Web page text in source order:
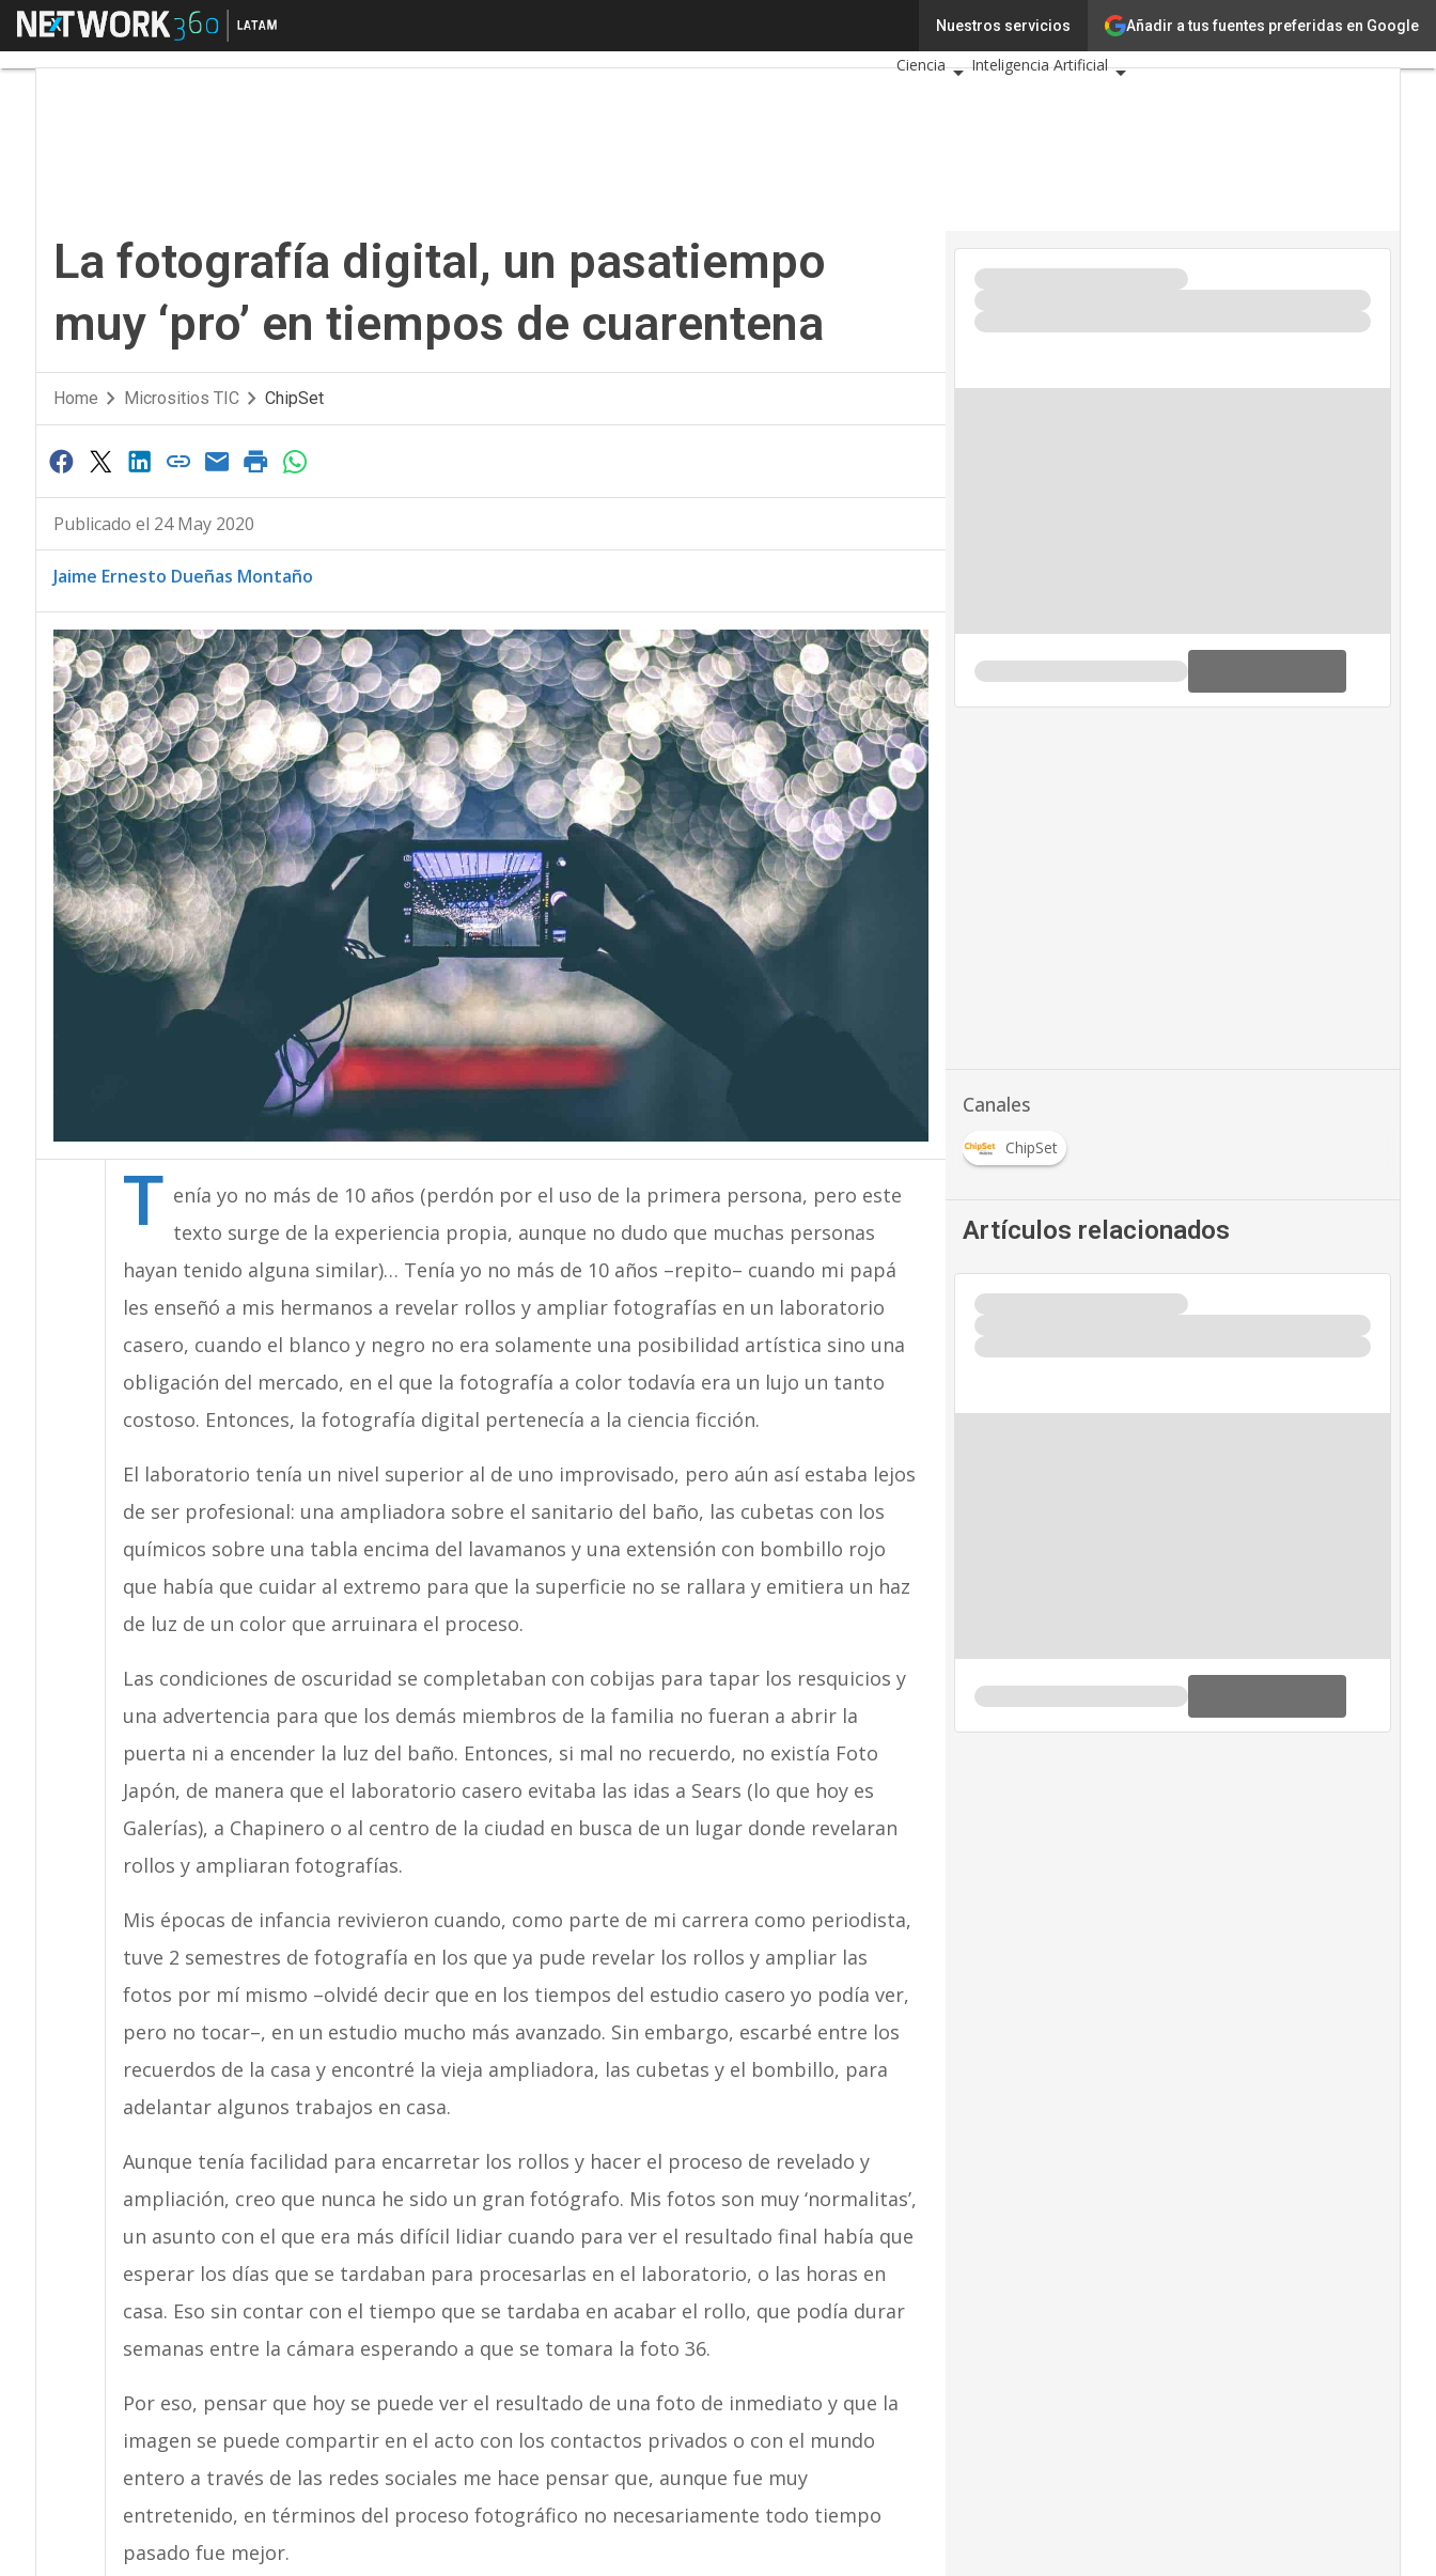
Añadir a tus fuentes preferidas en Google
Nuestros servicios
Menú Tecnología
Innovación
Ciencia
Inteligencia Artificial
La fotografía digital, un pasatiempo
muy ‘pro’ en tiempos de cuarentena
Home Micrositios TIC ChipSet
Publicado el 24 May 2020
Jaime Ernesto Dueñas Montaño
T enía yo no más de 10 años (perdón por el uso de la primera persona, pero este
texto surge de la experiencia propia, aunque no dudo que muchas personas
hayan tenido alguna similar)… Tenía yo no más de 10 años –repito– cuando mi papá
les enseñó a mis hermanos a revelar rollos y ampliar fotografías en un laboratorio
casero, cuando el blanco y negro no era solamente una posibilidad artística sino una
obligación del mercado, en el que la fotografía a color todavía era un lujo un tanto
costoso. Entonces, la fotografía digital pertenecía a la ciencia ficción.
El laboratorio tenía un nivel superior al de uno improvisado, pero aún así estaba lejos
de ser profesional: una ampliadora sobre el sanitario del baño, las cubetas con los
químicos sobre una tabla encima del lavamanos y una extensión con bombillo rojo
que había que cuidar al extremo para que la superficie no se rallara y emitiera un haz
de luz de un color que arruinara el proceso.
Las condiciones de oscuridad se completaban con cobijas para tapar los resquicios y
una advertencia para que los demás miembros de la familia no fueran a abrir la
puerta ni a encender la luz del baño. Entonces, si mal no recuerdo, no existía Foto
Japón, de manera que el laboratorio casero evitaba las idas a Sears (lo que hoy es
Galerías), a Chapinero o al centro de la ciudad en busca de un lugar donde revelaran
rollos y ampliaran fotografías.
Mis épocas de infancia revivieron cuando, como parte de mi carrera como periodista,
tuve 2 semestres de fotografía en los que ya pude revelar los rollos y ampliar las
fotos por mí mismo –olvidé decir que en los tiempos del estudio casero yo podía ver,
pero no tocar–, en un estudio mucho más avanzado. Sin embargo, escarbé entre los
recuerdos de la casa y encontré la vieja ampliadora, las cubetas y el bombillo, para
adelantar algunos trabajos en casa.
Aunque tenía facilidad para encarretar los rollos y hacer el proceso de revelado y
ampliación, creo que nunca he sido un gran fotógrafo. Mis fotos son muy ‘normalitas’,
un asunto con el que era más difícil lidiar cuando para ver el resultado final había que
esperar los días que se tardaban para procesarlas en el laboratorio, o las horas en
casa. Eso sin contar con el tiempo que se tardaba en acabar el rollo, que podía durar
semanas entre la cámara esperando a que se tomara la foto 36.
Por eso, pensar que hoy se puede ver el resultado de una foto de inmediato y que la
imagen se puede compartir en el acto con los contactos privados o con el mundo
entero a través de las redes sociales me hace pensar que, aunque fue muy
entretenido, en términos del proceso fotográfico no necesariamente todo tiempo
pasado fue mejor.
Canales
ChipSet
Artículos relacionados